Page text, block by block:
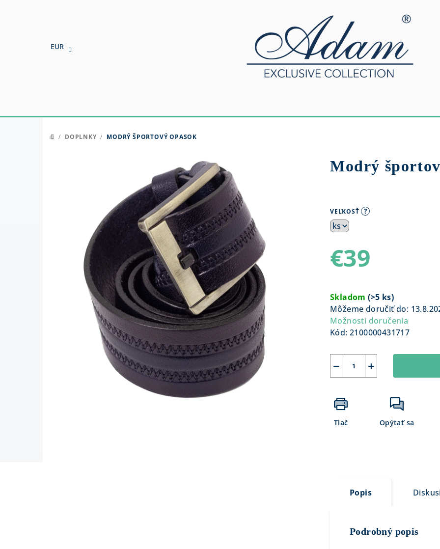
EUR
DOMOV
/ DOPLNKY / MODRÝ ŠPORTOVÝ OPASOK
Modrý
VEĽKOSŤ ?
€39
cena:
Skladom(>5 ks)
Môžeme doručiť do:
Možnosti doručenia
Kód: 2100000431717
+
−
Tlač Opýtať sa
Popis
Podrobný popis